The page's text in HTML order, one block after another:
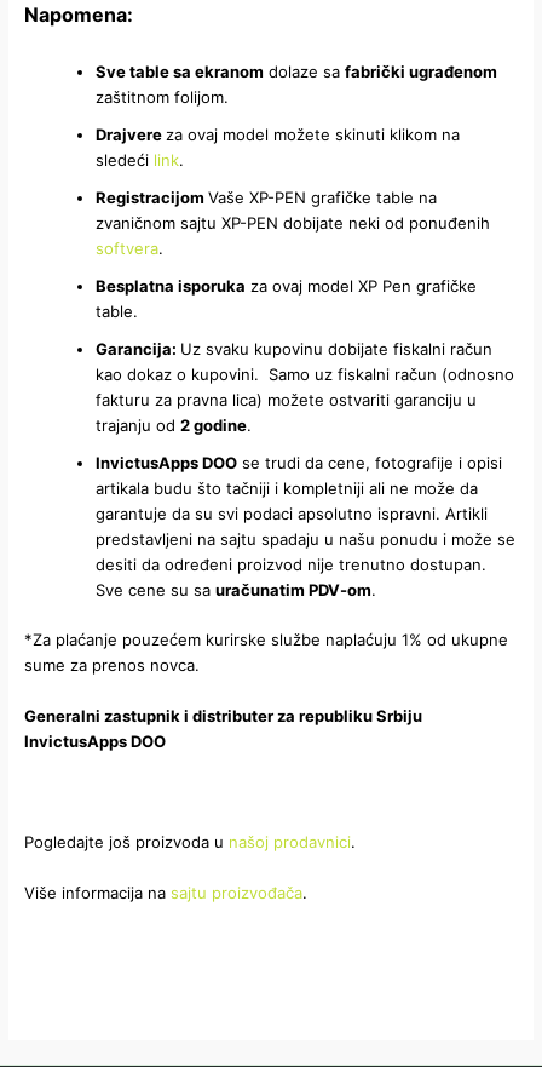
Napomena:
Sve table sa ekranom dolaze safabrički ugrađenom
zaštitnom folijom.
Drajvereza ovaj model možete skinuti klikom na
sledeći link.
RegistracijomVaše XP-PEN grafičke table na
zvaničnom sajtu XP-PEN dobijate neki od ponuđenih
softvera.
Besplatna isporuka za ovaj model XP Pen grafičke
table.
Garancija: Uz svaku kupovinu dobijate fiskalni račun
kao dokaz o kupovini. Samo uz fiskalni račun (odnosno
fakturu za pravna lica) možete ostvariti garanciju u
trajanju od2 godine.
InvictusApps DOO se trudi da cene, fotografije i opisi
artikala budu što tačniji i kompletniji ali ne može da
garantuje da su svi podaci apsolutno ispravni. Artikli
predstavljeni na sajtu spadaju u našu ponudu i može se
desiti da određeni proizvod nije trenutno dostupan.
Sve cene su sauračunatim PDV-om.
*Za plaćanje pouzećem kurirske službe naplaćuju 1% od ukupne
sume za prenos novca.
Generalni zastupnik i distributer za republiku Srbiju
InvictusApps DOO
Pogledajte još proizvoda u našoj prodavnici.
Više informacija nasajtu proizvođača.